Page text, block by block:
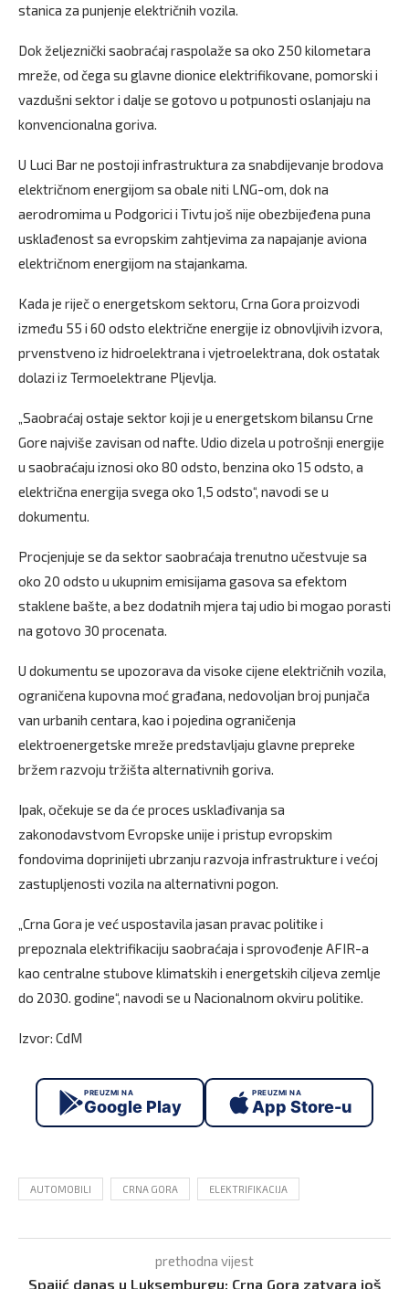
stanica za punjenje električnih vozila.
Dok željeznički saobraćaj raspolaže sa oko 250 kilometara
mreže, od čega su glavne dionice elektrifikovane, pomorski i
vazdušni sektor i dalje se gotovo u potpunosti oslanjaju na
konvencionalna goriva.
U Luci Bar ne postoji infrastruktura za snabdijevanje brodova
električnom energijom sa obale niti LNG-om, dok na
aerodromima u Podgorici i Tivtu još nije obezbijeđena puna
usklađenost sa evropskim zahtjevima za napajanje aviona
električnom energijom na stajankama.
Kada je riječ o energetskom sektoru, Crna Gora proizvodi
između 55 i 60 odsto električne energije iz obnovljivih izvora,
prvenstveno iz hidroelektrana i vjetroelektrana, dok ostatak
dolazi iz Termoelektrane Pljevlja.
„Saobraćaj ostaje sektor koji je u energetskom bilansu Crne
Gore najviše zavisan od nafte. Udio dizela u potrošnji energije
u saobraćaju iznosi oko 80 odsto, benzina oko 15 odsto, a
električna energija svega oko 1,5 odsto“, navodi se u
dokumentu.
Procjenjuje se da sektor saobraćaja trenutno učestvuje sa
oko 20 odsto u ukupnim emisijama gasova sa efektom
staklene bašte, a bez dodatnih mjera taj udio bi mogao porasti
na gotovo 30 procenata.
U dokumentu se upozorava da visoke cijene električnih vozila,
ograničena kupovna moć građana, nedovoljan broj punjača
van urbanih centara, kao i pojedina ograničenja
elektroenergetske mreže predstavljaju glavne prepreke
bržem razvoju tržišta alternativnih goriva.
Ipak, očekuje se da će proces usklađivanja sa
zakonodavstvom Evropske unije i pristup evropskim
fondovima doprinijeti ubrzanju razvoja infrastrukture i većoj
zastupljenosti vozila na alternativni pogon.
„Crna Gora je već uspostavila jasan pravac politike i
prepoznala elektrifikaciju saobraćaja i sprovođenje AFIR-a
kao centralne stubove klimatskih i energetskih ciljeva zemlje
do 2030. godine“, navodi se u Nacionalnom okviru politike.
Izvor: CdM
PREUZMI NA
Google Play
PREUZMI NA
App Store-u
AUTOMOBILI CRNA GORA ELEKTRIFIKACIJA
prethodna vijest
Spajić danas u Luksemburgu: Crna Gora zatvara još